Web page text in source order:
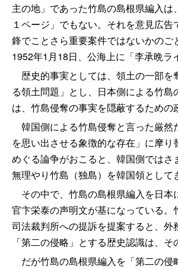
主の地」であった竹島の島根県編入
１ページ」でもない。それを意見広
鋒でことさら重要案件ではないかの
1952年1月18日、公海上に「李承晩
歴史的事実としては、領土の一部を
る領土問題」とし、日本側による竹
は、竹島侵奪の事実を隠蔽するため
韓国側による竹島侵奪と言った厳然
を思い出させる象徴的な存在」に摩
めぐる論争がおこると、韓国側では
無理やり竹島（独島）を韓国領として
その中で、竹島の島根県編入を日本
官卞栄泰の声明文が基になっている
司法裁判所への提訴を提案すると、
「第二の侵略」とする歴史認識は、
だが竹島の島根県編入を「第二の侵